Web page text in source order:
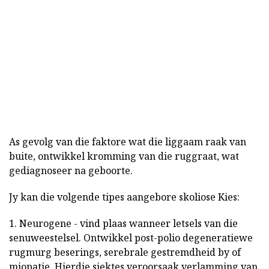
As gevolg van die faktore wat die liggaam raak van
buite, ontwikkel kromming van die ruggraat, wat
gediagnoseer na geboorte.
Jy kan die volgende tipes aangebore skoliose Kies:
1. Neurogene - vind plaas wanneer letsels van die
senuweestelsel. Ontwikkel post-polio degeneratiewe
rugmurg beserings, serebrale gestremdheid by of